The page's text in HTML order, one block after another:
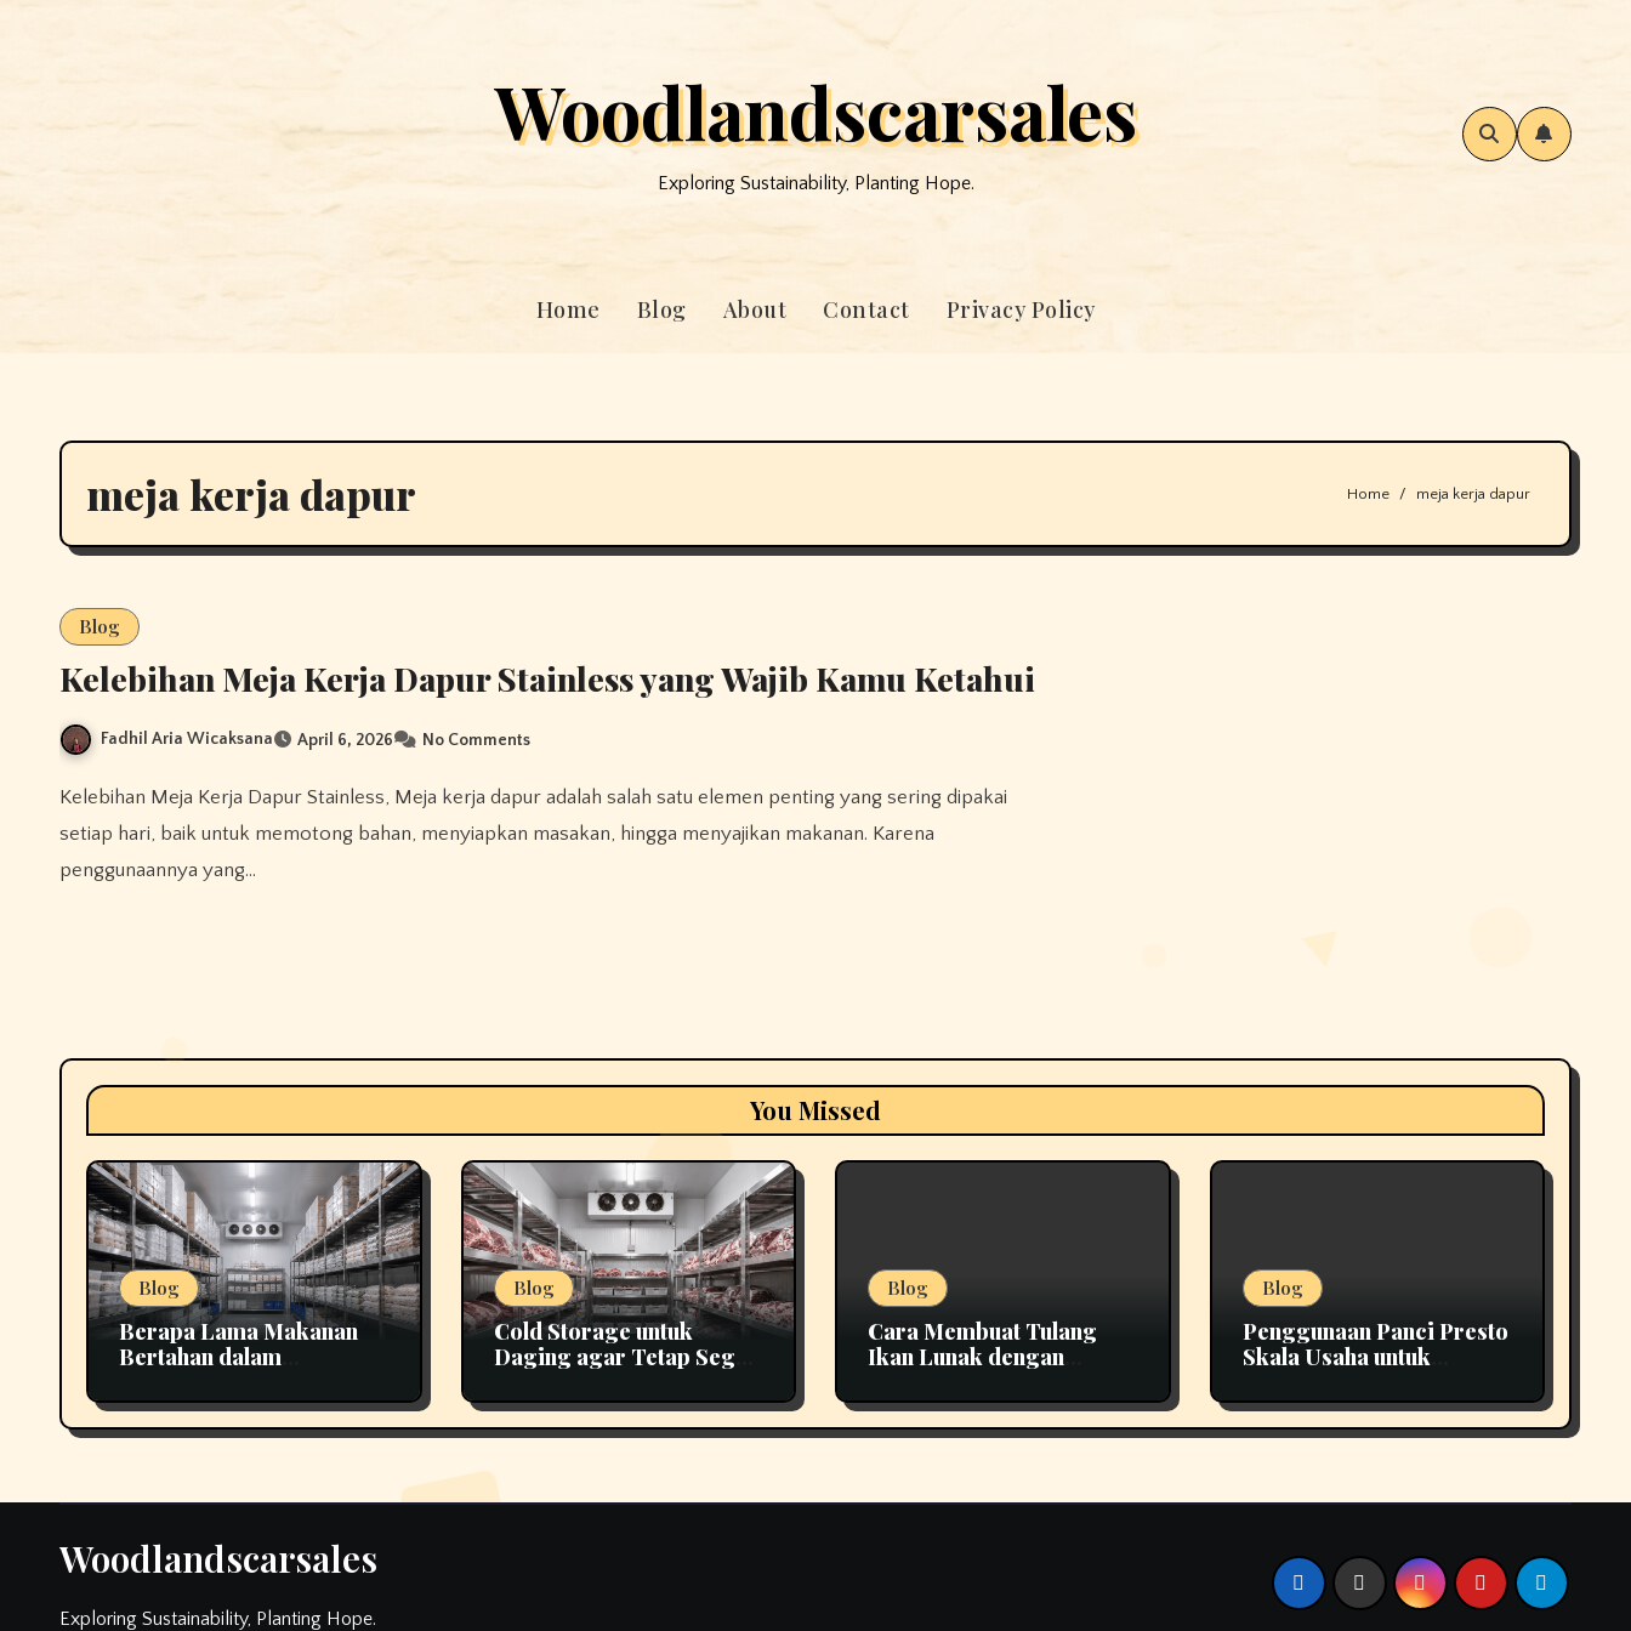
Woodlandscarsales
Exploring Sustainability, Planting Hope.
Home Blog About Contact Privacy Policy
meja kerja dapur Home meja kerja dapur
Blog
Kelebihan Meja Kerja Dapur Stainless yang Wajib Kamu Ketahui
Fadhil Aria Wicaksana April 6, 2026 No Comments
Kelebihan Meja Kerja Dapur Stainless, Meja kerja dapur adalah salah satu elemen penting yang sering dipakai
setiap hari, baik untuk memotong bahan, menyiapkan masakan, hingga menyajikan makanan. Karena
penggunaannya yang…
You Missed
Blog
Berapa Lama Makanan
Bertahan dalam
Blog
Cold Storage untuk
Daging agar Tetap Segar
Blog
Cara Membuat Tulang
Ikan Lunak dengan
Blog
Penggunaan Panci Presto
Skala Usaha untuk
Efisien
Woodlandscarsales
Exploring Sustainability, Planting Hope.